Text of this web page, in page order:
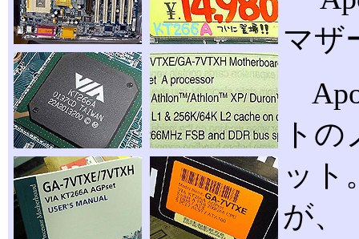
マザ
ト
ット
が、